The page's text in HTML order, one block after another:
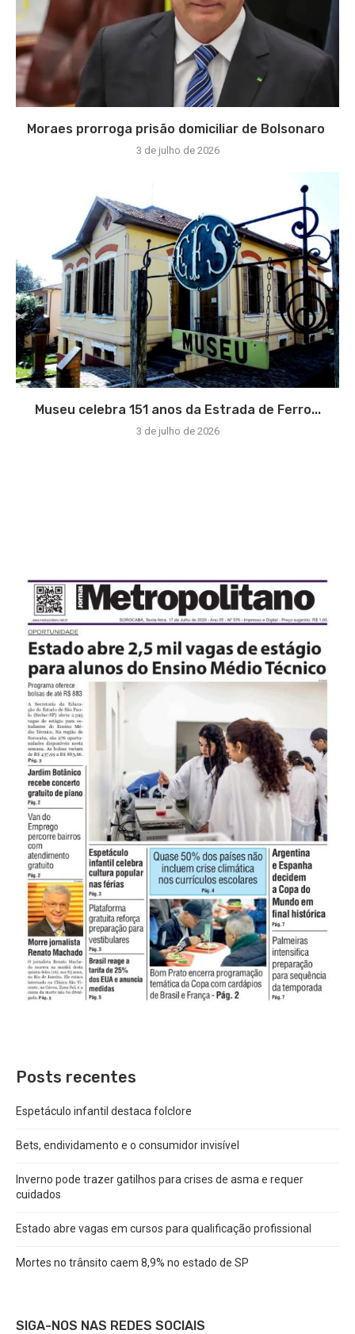
Moraes prorroga prisão domiciliar de Bolsonaro
3 de julho de 2026
Museu celebra 151 anos da Estrada de Ferro...
3 de julho de 2026
Posts recentes
Espetáculo infantil destaca folclore
Bets, endividamento e o consumidor invisível
Inverno pode trazer gatilhos para crises de asma e requer
cuidados
Estado abre vagas em cursos para qualificação profissional
Mortes no trânsito caem 8,9% no estado de SP
SIGA-NOS NAS REDES SOCIAIS